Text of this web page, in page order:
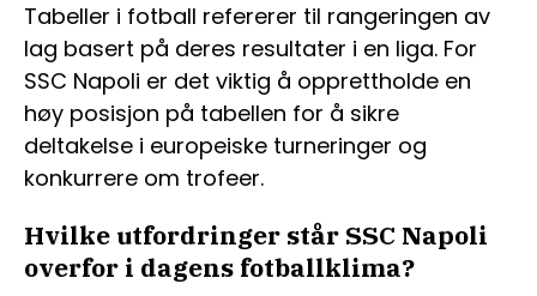
Tabeller i fotball refererer til rangeringen av
lag basert på deres resultater i en liga. For
SSC Napoli er det viktig å opprettholde en
høy posisjon på tabellen for å sikre
deltakelse i europeiske turneringer og
konkurrere om trofeer.
Hvilke utfordringer står SSC Napoli
overfor i dagens fotballklima?